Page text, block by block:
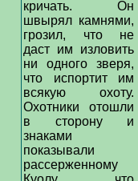
кричать. Он
швырял камнями,
грозил, что не
даст им изловить
ни одного зверя,
что испортит им
всякую охоту.
Охотники отошли
в сторону и
знаками
показывали
рассерженному